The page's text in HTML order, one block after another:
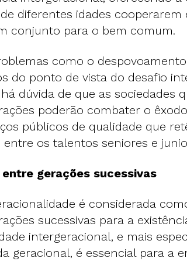
diferentes idades cooperarem
conjunto para o bem comum.
como o
do ponto de vista do desafio
dúvida de que as sociedades
poderão combater o
públicos de qualidade que
entre os talentos seniores e
entre gerações sucessivas
é considerada
sucessivas para a
intergeracional, e mais
geracional, é essencial para a